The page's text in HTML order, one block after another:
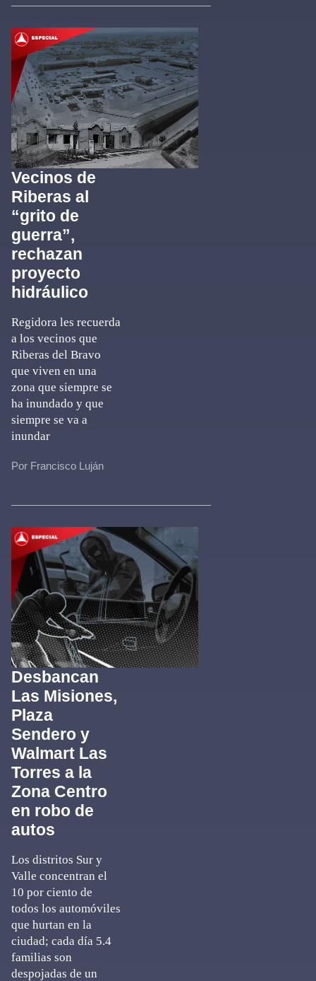
Vecinos de
Riberas al
“grito de
guerra”,
rechazan
proyecto
hidráulico
Regidora les recuerda
a los vecinos que
Riberas del Bravo
que viven en una
zona que siempre se
ha inundado y que
siempre se va a
inundar
Por Francisco Luján
Desbancan
Las Misiones,
Plaza
Sendero y
Walmart Las
Torres a la
Zona Centro
en robo de
autos
Los distritos Sur y
Valle concentran el
10 por ciento de
todos los automóviles
que hurtan en la
ciudad; cada día 5.4
familias son
despojadas de un